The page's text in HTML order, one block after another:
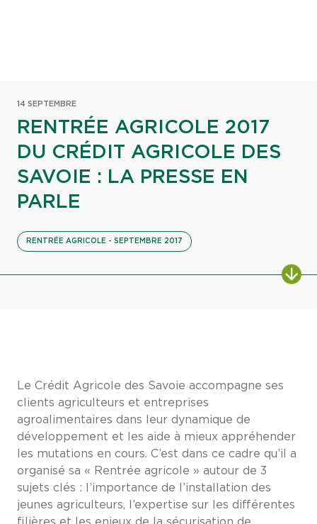
14 SEPTEMBRE
RENTRÉE AGRICOLE 2017
DU CRÉDIT AGRICOLE DES
SAVOIE : LA PRESSE EN
PARLE
RENTRÉE AGRICOLE - SEPTEMBRE 2017
Le Crédit Agricole des Savoie accompagne ses
clients agriculteurs et entreprises
agroalimentaires dans leur dynamique de
développement et les aide à mieux appréhender
les mutations en cours. C’est dans ce cadre qu’il a
organisé sa « Rentrée agricole » autour de 3
sujets clés : l’importance de l’installation des
jeunes agriculteurs, l’expertise sur les différentes